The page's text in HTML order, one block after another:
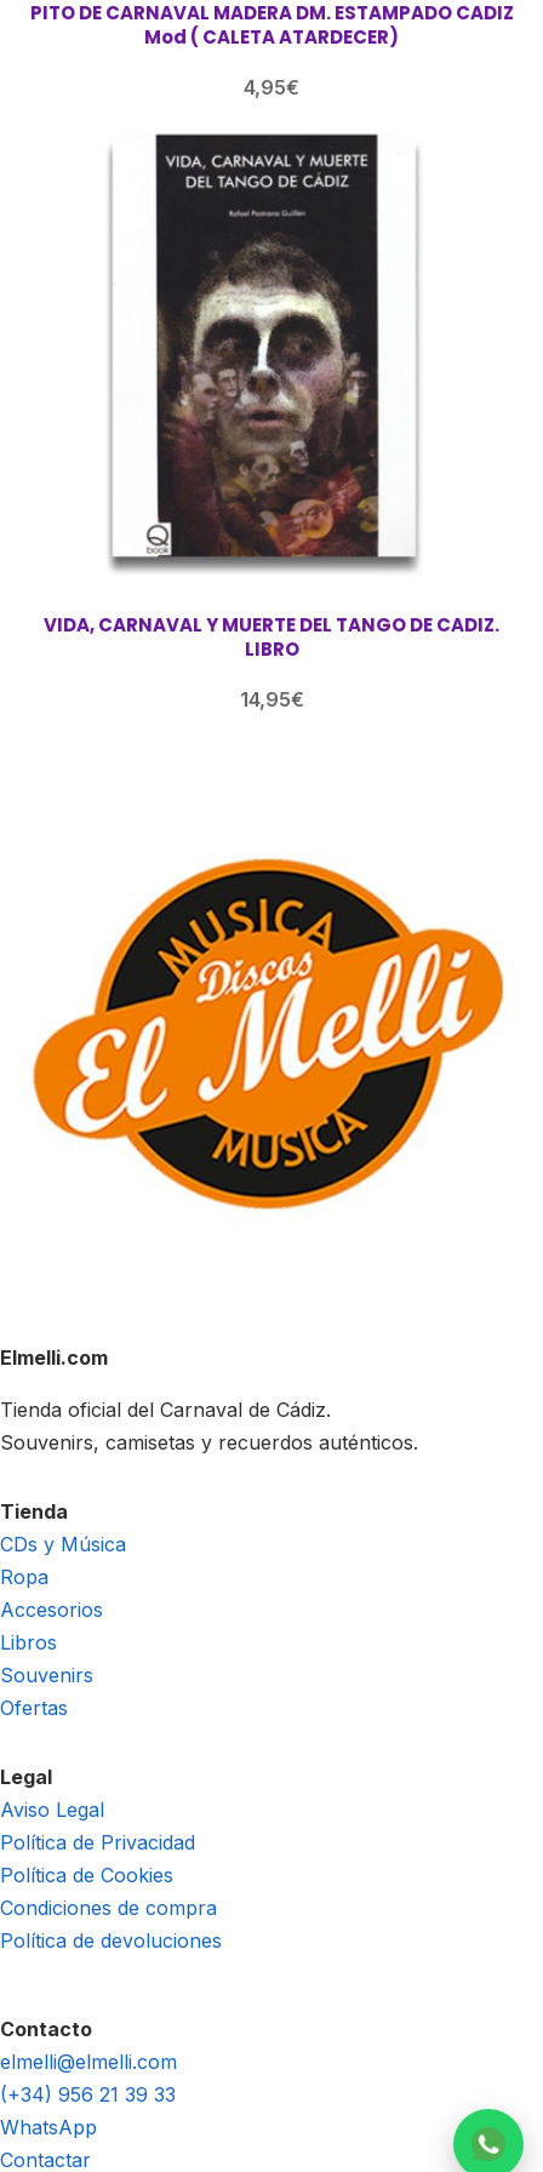
PITO DE CARNAVAL MADERA DM. ESTAMPADO CADIZ
Mod ( CALETA ATARDECER)
4,95€
VIDA, CARNAVAL Y MUERTE DEL TANGO DE CADIZ.
LIBRO
14,95€
Elmelli.com
Tienda oficial del Carnaval de Cádiz.
Souvenirs, camisetas y recuerdos auténticos.
Tienda
CDs y Música
Ropa
Accesorios
Libros
Souvenirs
Ofertas
Legal
Aviso Legal
Política de Privacidad
Política de Cookies
Condiciones de compra
Política de devoluciones
Contacto
elmelli@elmelli.com
(+34) 956 21 39 33
WhatsApp
Contactar